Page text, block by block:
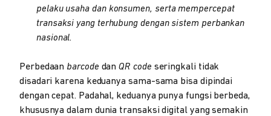
pelaku usaha dan konsumen, serta mempercepat
transaksi yang terhubung dengan sistem perbankan
nasional.
Perbedaan barcode danQR code seringkali tidak
disadari karena keduanya sama-sama bisa dipindai
dengan cepat. Padahal, keduanya punya fungsi berbeda,
khususnya dalam dunia transaksi digital yang semakin